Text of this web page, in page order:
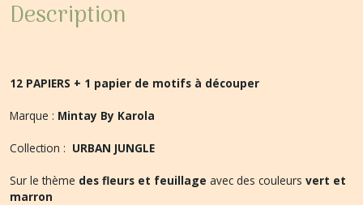
Description
12 PAPIERS + 1 papier de motifs à découper
Marque : Mintay By Karola
Collection : URBAN JUNGLE
Sur le thème des fleurs et feuillage avec des couleurs vert et
marron